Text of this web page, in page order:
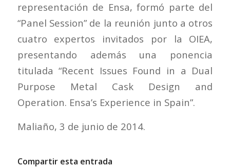
representación de Ensa, formó parte del
“Panel Session” de la reunión junto a otros
cuatro expertos invitados por la OIEA,
presentando además una ponencia
titulada “Recent Issues Found in a Dual
Purpose Metal Cask Design and
Operation. Ensa’s Experience in Spain”.
Maliaño, 3 de junio de 2014.
Compartir esta entrada